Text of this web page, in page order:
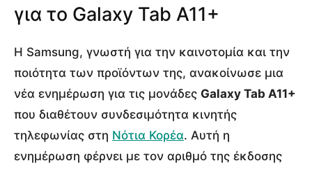
για το Galaxy Tab A11+
Η Samsung, γνωστή για την καινοτομία και την
ποιότητα των προϊόντων της, ανακοίνωσε μια
νέα ενημέρωση για τις μονάδες Galaxy Tab A11+
που διαθέτουν συνδεσιμότητα κινητής
τηλεφωνίας στη Νότια Κορέα. Αυτή η
ενημέρωση φέρνει με τον αριθμό της έκδοσης